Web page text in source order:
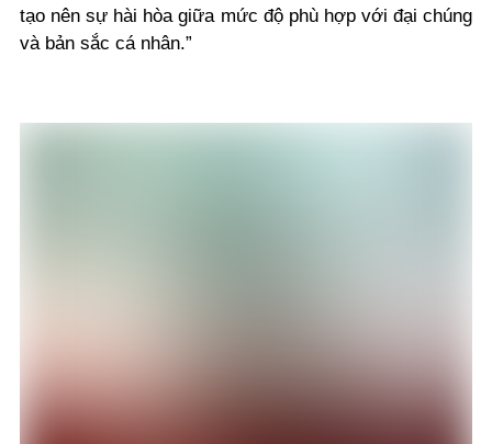
tạo nên sự hài hòa giữa mức độ phù hợp với đại chúng
và bản sắc cá nhân.”